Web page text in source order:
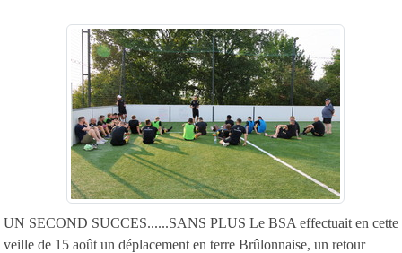
UN SECOND SUCCES......SANS PLUS Le BSA effectuait en cette
veille de 15 août un déplacement en terre Brûlonnaise, un retour